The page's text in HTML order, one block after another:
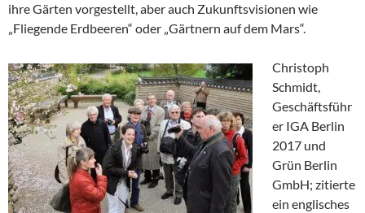
ihre Gärten vorgestellt, aber auch Zukunftsvisionen wie
„Fliegende Erdbeeren“ oder „Gärtnern auf dem Mars“.
Christoph
Schmidt,
Geschäftsführ
er IGA Berlin
2017 und
Grün Berlin
GmbH; zitierte
ein englisches